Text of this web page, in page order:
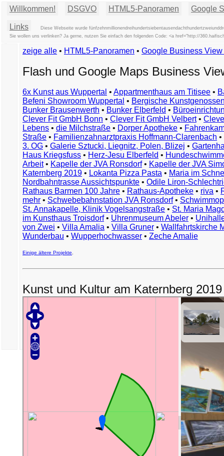
Willkommen! DSGVO HTML5-Panoramen Google
Links
Diese Webseite wurde
Sie wollen uns verlinken? Ja gerne, nutzen Sie einfach den folgenden Code: <a href="http://
zeige alle • HTML5-Panoramen • Google Business
Flash und Google Maps Business
6x Kunst aus Wuppertal • Appartmenthaus am Titisee •
Befeni Showroom Wuppertal • Bergische
Bunker Brausenwerth • Bunker Elberfeld •
Clever Fit GmbH Bonn • Clever Fit GmbH Velbert•
Lebens • die Milchstraße • Dorper Apotheke •
Straße • Familienzahnarztpraxis Hoffmann-Clarenbach •
3. OG • Galerie Sztucki, Liegnitz, Polen, Blizej •
Haus Kriegsfuss • Herz-Jesu Elberfeld •
Arbeit• Kapelle der JVA Ronsdorf• Kapelle der JVA
Katernberg 2019 • Lokanta Pizza Pasta • Maria im
Nordbahntrasse Aussichtspunkte • Odile Liron-
Rathaus Barmen 100 Jahre • Rathaus-Apotheke • riva •
mehr • Schwebebahnstation JVA Ronsdorf•
St. Annakapelle, Klinik Vogelsangstraße • St. Maria
im Kunsthaus Troisdorf• Uhrenmuseum Abeler •
von Zwei • Villa Amalia • Villa Gruner • Wallfahrtskirche
Wunderbau • Wupperhochwasser • Zeche Amalie
Einige ältere Projekte
Kunst und Kultur am Katernberg 2019